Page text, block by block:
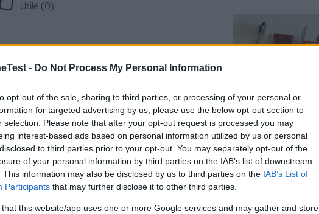
- Do Not Process My Personal Information
opt-out of the sale, sharing to third parties, or processing of your personal or
for targeted advertising by us, please use the below opt-out section to
selection. Please note that after your opt-out request is processed you may
interest-based ads based on personal information utilized by us or personal
to third parties prior to your opt-out. You may separately opt-out of the
of your personal information by third parties on the IAB’s list of downstream
This information may also be disclosed by us to third parties on the IAB’s List of
Participants that may further disclose it to other third parties.
that this website/app uses one or more Google services and may gather and store
Utile (0)